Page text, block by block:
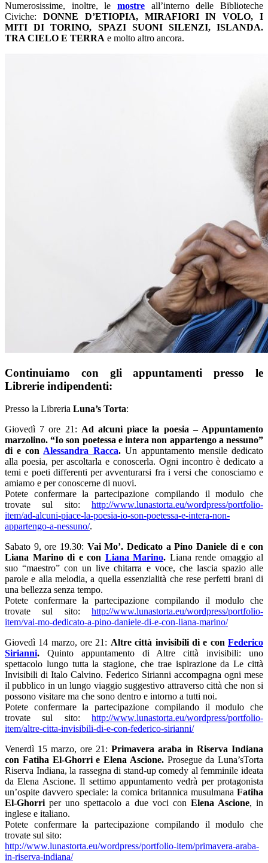
Numerosissime, inoltre, le
mostre
all’interno delle Biblioteche
Civiche: DONNE D’ETIOPIA, MIRAFIORI IN VOLO, I
MITI DI TORINO, SPAZI SUONI SILENZI, ISLANDA.
TRA CIELO E TERRA e molto altro ancora.
Continuiamo con gli appuntamenti presso le
Librerie indipendenti:
Presso la Libreria Luna’s Torta:
Giovedì 7 ore 21: Ad alcuni piace la poesia – Appuntamento
marzolino. “Io son poetessa e intera non appartengo a nessuno”
di e con Alessandra Racca.Un appuntamento mensile dedicato
alla poesia, per ascoltarla e conoscerla. Ogni incontro è dedicato a
temi e poeti differenti per avventurarsi fra i versi che conosciamo e
amiamo e per conoscerne di nuovi.
Potete confermare la partecipazione compilando il modulo che
trovate sul sito: http://www.lunastorta.eu/wordpress/portfolio-
item/ad-alcuni-piace-la-poesia-io-son-poetessa-e-intera-non-
appartengo-a-nessuno/.
Sabato 9, ore 19.30: Vai Mo’. Dedicato a Pino Daniele di e con
Liana Marino di e con Liana Marino. Liana rende omaggio al
suo “maestro” con un live chitarra e voce, che lascia spazio alle
parole e alla melodia, a quella essenzialità che rese perfetti brani di
una bellezza senza tempo.
Potete confermare la partecipazione compilando il modulo che
trovate sul sito: http://www.lunastorta.eu/wordpress/portfolio-
item/vai-mo-dedicato-a-pino-daniele-di-e-con-liana-marino/
Giovedì 14 marzo, ore 21: Altre città invisibili di e conFederico
Sirianni. Quinto appuntamento di Altre città invisibili: uno
spettacolo lungo tutta la stagione, che trae ispirazione da Le città
Invisibili di Italo Calvino. Federico Sirianni accompagna ogni mese
il pubblico in un lungo viaggio suggestivo attraverso città che non si
possono visitare ma che sono dentro e intorno a tutti noi.
Potete confermare la partecipazione compilando il modulo che
trovate sul sito: http://www.lunastorta.eu/wordpress/portfolio-
item/altre-citta-invisibili-di-e-con-federico-sirianni/
Venerdì 15 marzo, ore 21: Primavera araba in Riserva Indiana
con Fatiha El-Ghorri e Elena Ascione. Prosegue da Luna’sTorta
Riserva Indiana, la rassegna di stand-up comedy al femminile ideata
da Elena Ascione. Il settimo appuntamento vedrà per protagonista
un’ospite davvero speciale: la comica britannica musulmana Fatiha
El-Ghorri per uno spettacolo a due voci con Elena Ascione, in
inglese e italiano.
Potete confermare la partecipazione compilando il modulo che
trovate sul sito:
http://www.lunastorta.eu/wordpress/portfolio-item/primavera-araba-
in-riserva-indiana/